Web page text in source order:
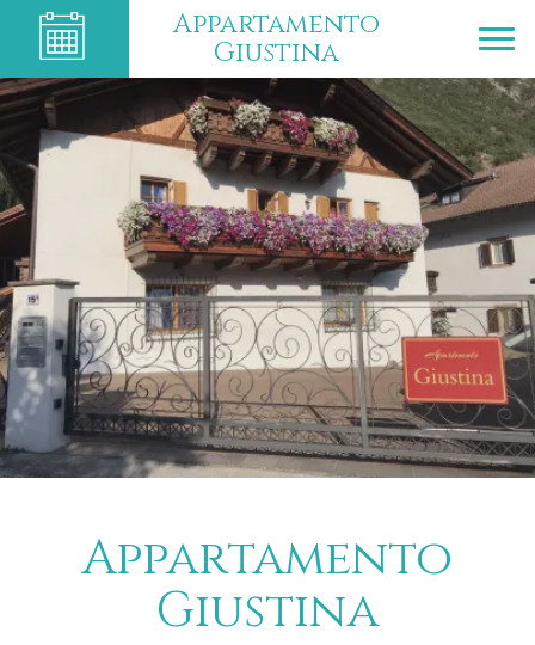
Appartamento
Giustina
Appartamento
Giustina